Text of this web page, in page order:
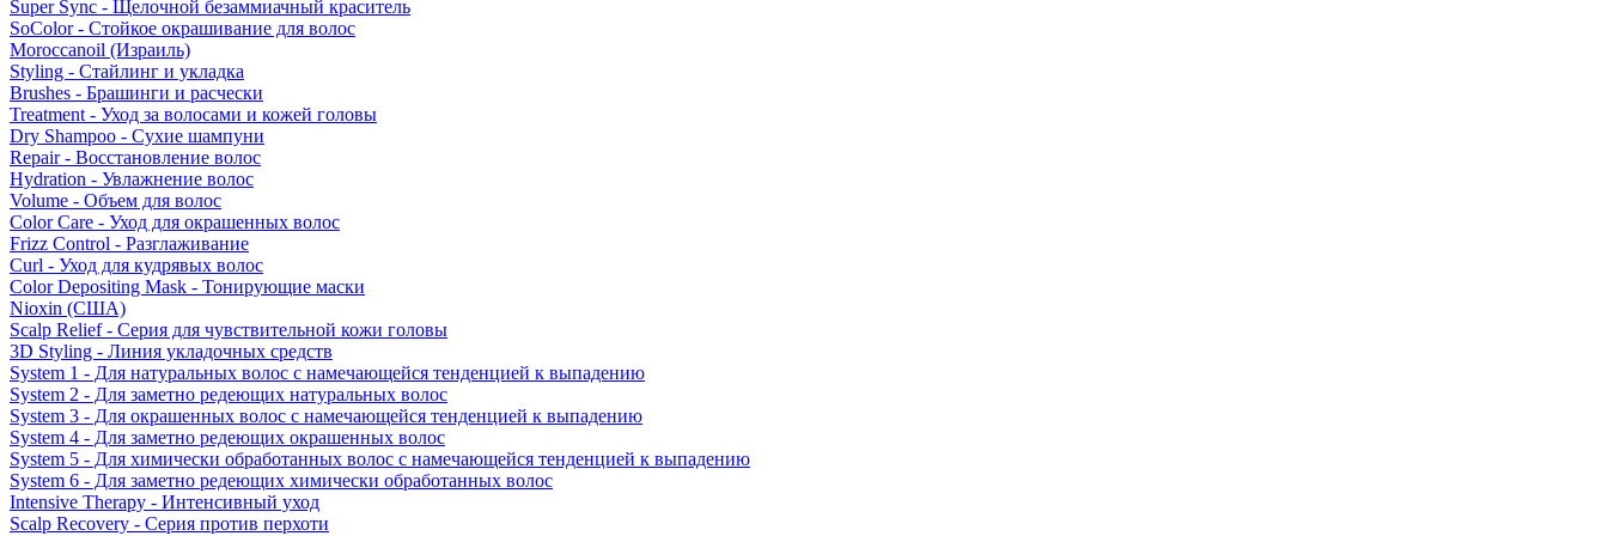
Super Sync - Щелочной безаммиачный краситель
SoColor - Стойкое окрашивание для волос
Moroccanoil (Израиль)
Styling - Стайлинг и укладка
Brushes - Брашинги и расчески
Treatment - Уход за волосами и кожей головы
Dry Shampoo - Сухие шампуни
Repair - Восстановление волос
Hydration - Увлажнение волос
Volume - Объем для волос
Color Care - Уход для окрашенных волос
Frizz Control - Разглаживание
Curl - Уход для кудрявых волос
Color Depositing Mask - Тонирующие маски
Nioxin (США)
Scalp Relief - Серия для чувствительной кожи головы
3D Styling - Линия укладочных средств
System 1 - Для натуральных волос с намечающейся тенденцией к выпадению
System 2 - Для заметно редеющих натуральных волос
System 3 - Для окрашенных волос с намечающейся тенденцией к выпадению
System 4 - Для заметно редеющих окрашенных волос
System 5 - Для химически обработанных волос с намечающейся тенденцией к выпадению
System 6 - Для заметно редеющих химически обработанных волос
Intensive Therapy - Интенсивный уход
Scalp Recovery - Серия против перхоти